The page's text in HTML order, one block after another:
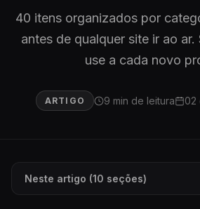
40 itens organizados por
antes de qualquer site ir ao ar.
use a cada novo
ARTIGO 9 min de leitura 02
Neste artigo (10 seções)